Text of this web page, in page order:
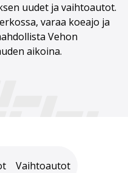
uudet ja vaihtoautot.
varaa koeajo ja
Vehon
aikoina.
Vaihtoautot